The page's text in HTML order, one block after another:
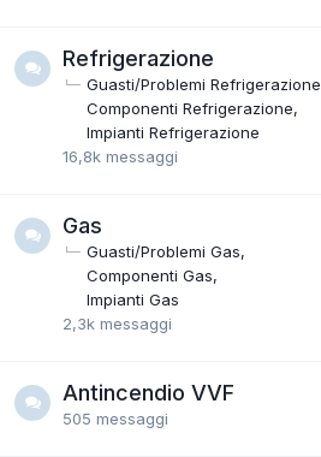
Refrigerazione
Guasti/Problemi Refrigerazione
Componenti Refrigerazione
Impianti Refrigerazione
16,8k messaggi
Gas
Guasti/Problemi Gas
Componenti Gas
Impianti Gas
2,3k messaggi
Antincendio VVF
505 messaggi